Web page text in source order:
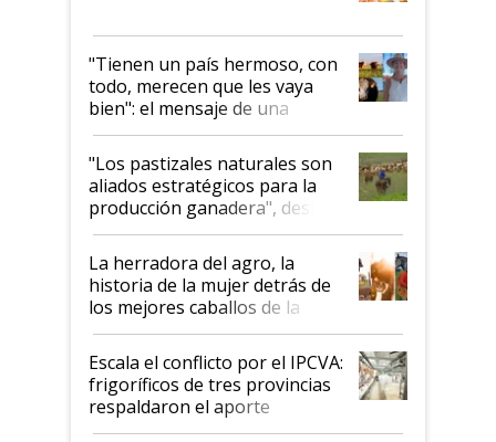
"Tienen un país hermoso, con
todo, merecen que les vaya
bien": el mensaje de una
ganadera uruguaya sobre las
oportunidades que se abren
para el agro en Argentina, con
foco en la carne
"Los pastizales naturales son
aliados estratégicos para la
producción ganadera", destaca
la iniciativa que ya reúne a 46
establecimientos en Argentina
La herradora del agro, la
historia de la mujer detrás de
los mejores caballos de la
Argentina y los mitos que
todavía hacen sufrir a estos
animales: "Mientras me
descalificaban, yo seguí
haciendo currículum"
Escala el conflicto por el IPCVA:
frigoríficos de tres provincias
respaldaron el aporte
obligatorio